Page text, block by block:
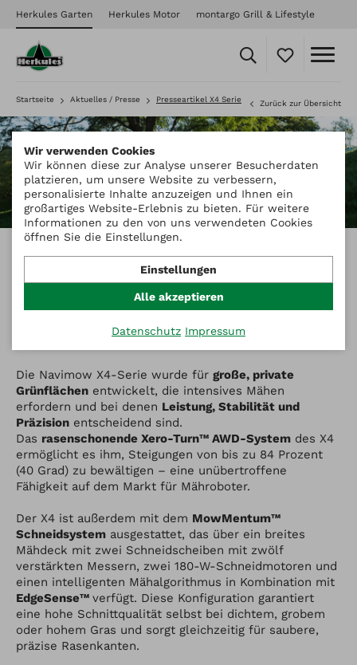
Herkules Garten Herkules Motor montargo Grill & Lifestyle
Startseite Aktuelles / Presse Presseartikel X4 Serie Zurück zur Übersicht
Navimow X4-Serie
Die Premium-Lösung für große private
Die Navimow X4-Serie wurde für große, private
Grünflächen entwickelt, die intensives Mähen
erfordern und bei denen Leistung, Stabilität und
Präzision entscheidend sind.
Das rasenschonende Xero-Turn™ AWD-System des X4
ermöglicht es ihm, Steigungen von bis zu 84 Prozent
(40 Grad) zu bewältigen – eine unübertroffene
Fähigkeit auf dem Markt für Mähroboter.
Der X4 ist außerdem mit dem MowMentum™
Schneidsystem ausgestattet, das über ein breites
Mähdeck mit zwei Schneidscheiben mit zwölf
verstärkten Messern, zwei 180-W-Schneidmotoren und
einen intelligenten Mähalgorithmus in Kombination mit
EdgeSense™ verfügt. Diese Konfiguration garantiert
eine hohe Schnittqualität selbst bei dichtem, grobem
oder hohem Gras und sorgt gleichzeitig für saubere,
präzise Rasenkanten.
Wir verwenden Cookies
Wir können diese zur Analyse unserer Besucherdaten
platzieren, um unsere Website zu verbessern,
personalisierte Inhalte anzuzeigen und Ihnen ein
großartiges Website-Erlebnis zu bieten. Für weitere
Informationen zu den von uns verwendeten Cookies
öffnen Sie die Einstellungen.
Einstellungen
Alle akzeptieren
Datenschutz Impressum